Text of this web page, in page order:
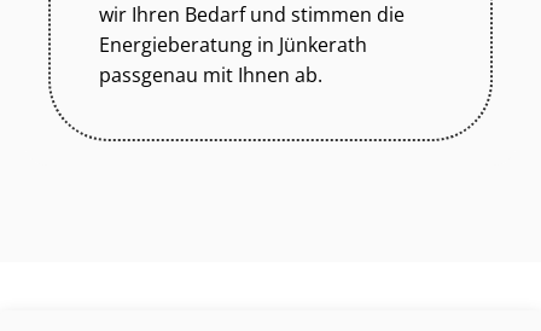
wir Ihren Bedarf und stimmen die
Energieberatung in Jünkerath
passgenau mit Ihnen ab.